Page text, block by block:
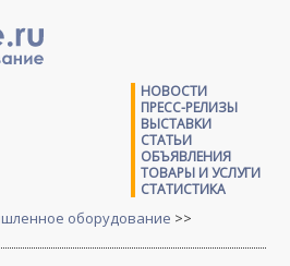
НОВОСТИ
ПРЕСС-РЕЛИЗЫ
ВЫСТАВКИ
СТАТЬИ
ОБЪЯВЛЕНИЯ
ТОВАРЫ И УСЛУГИ
СТАТИСТИКА
оборудование >>